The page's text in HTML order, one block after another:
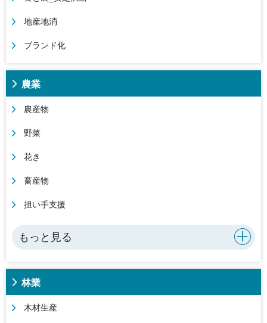
地産地消
ブランド化
農業
農産物
野菜
花き
畜産物
担い手支援
もっと見る
林業
木材生産